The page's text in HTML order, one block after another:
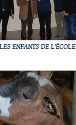
ENFANTS DE L'ÉCOLE